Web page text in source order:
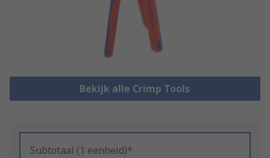
Bekijk alle Crimp Tools
Subtotaal (1 eenheid)*